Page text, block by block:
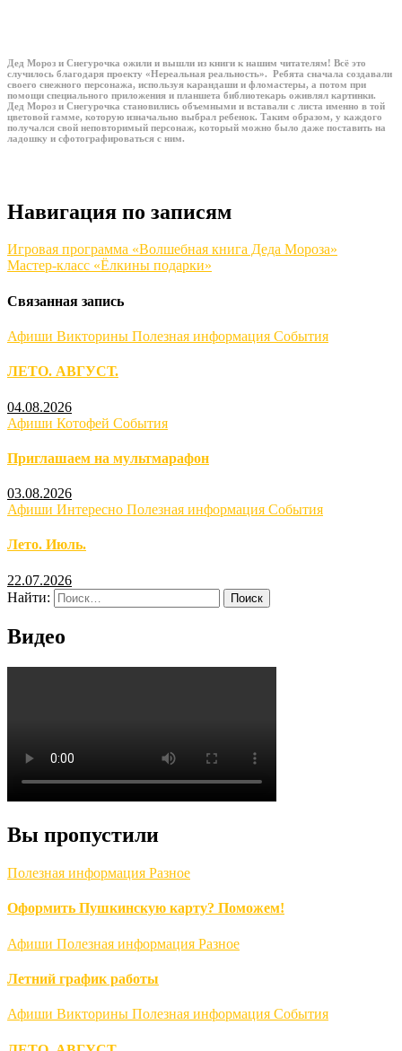
Дед Мороз и Снегурочка ожили и вышли из книги к нашим читателям! Всё это
случилось благодаря проекту «Нереальная реальность». Ребята сначала создавали
своего снежного персонажа, используя карандаши и фломастеры, а потом при
помощи специального приложения и планшета библиотекарь оживлял картинки.
Дед Мороз и Снегурочка становились объемными и вставали с листа именно в той
цветовой гамме, которую изначально выбрал ребенок. Таким образом, у каждого
получался свой неповторимый персонаж, который можно было даже поставить на
ладошку и сфотографироваться с ним.
Навигация по записям
Игровая программа «Волшебная книга Деда Мороза»
Мастер-класс «Ёлкины подарки»
Связанная запись
Афиши Викторины Полезная информация События
ЛЕТО. АВГУСТ.
04.08.2026
Афиши Котофей События
Приглашаем на мультмарафон
03.08.2026
Афиши Интересно Полезная информация События
Лето. Июль.
22.07.2026
Найти:
Видео
Вы пропустили
Полезная информация Разное
Оформить Пушкинскую карту? Поможем!
Афиши Полезная информация Разное
Летний график работы
Афиши Викторины Полезная информация События